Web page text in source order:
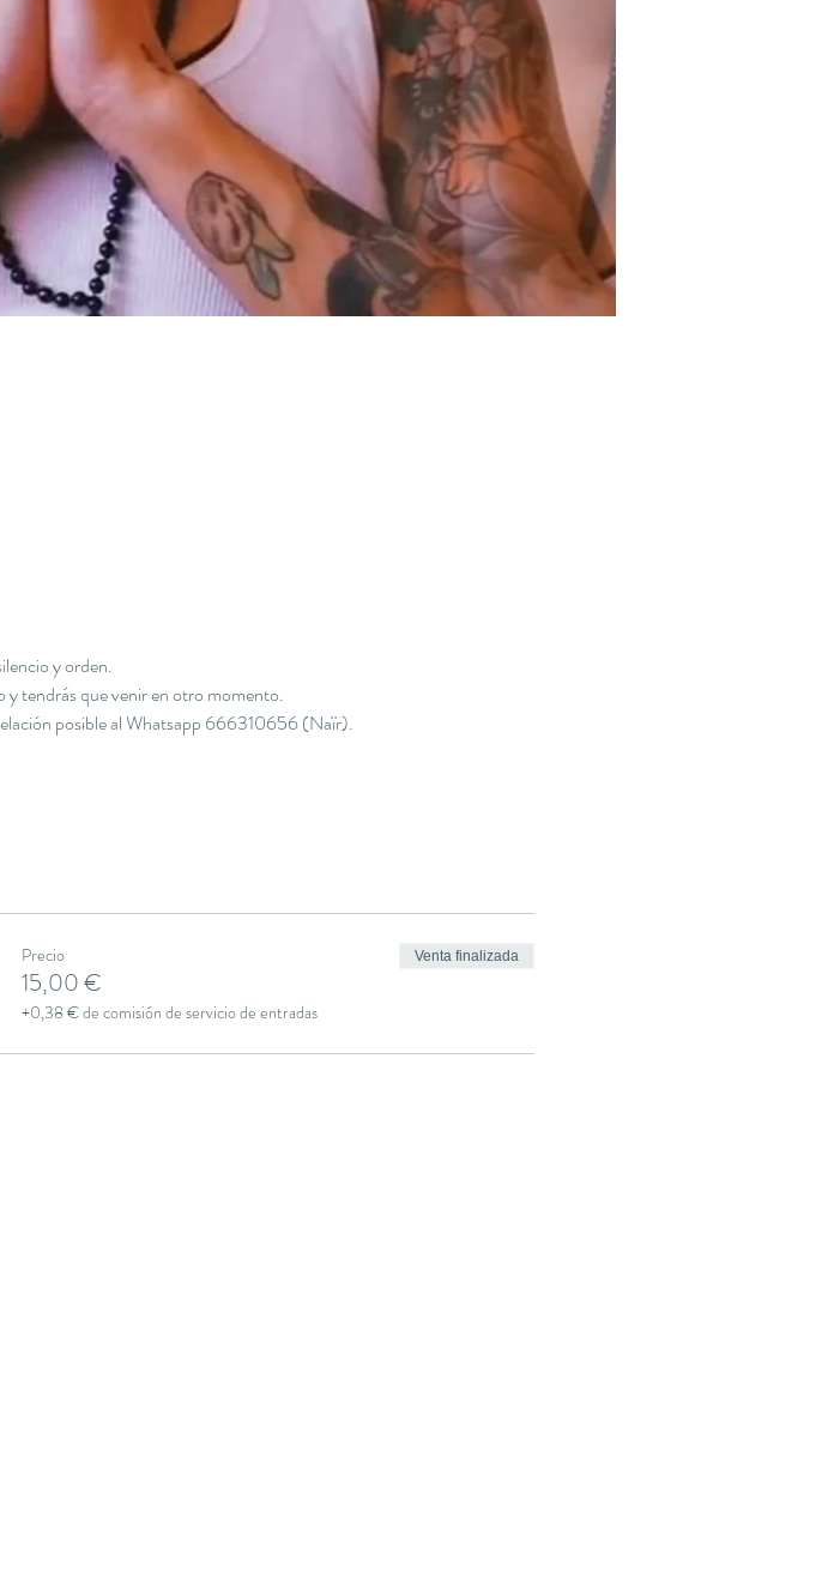
y orden.
y tendrás que venir en otro momento.
posible al Whatsapp 666310656 (Naïr).
Precio
15,00 €
+0,38 € de comisión de servicio de entradas
Venta finalizada